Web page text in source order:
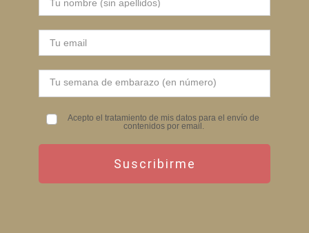
Acepto el tratamiento de mis datos para el envío de
contenidos por email.
Suscribirme